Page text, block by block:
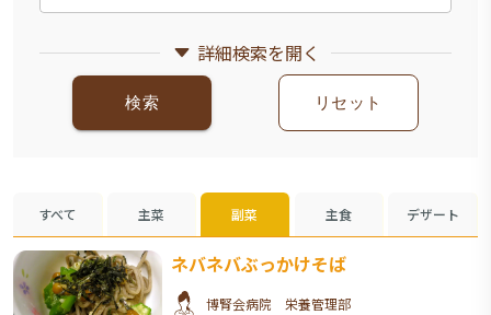
詳細検索を開く
検索 リセット
すべて 主菜 副菜 主食 デザート
ネバネバぶっかけそば
博腎会病院 栄養管理部